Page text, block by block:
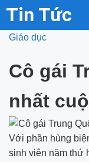
Tin Tức
Giáo dục
Cô gái
nhất
Với phần hùng
sinh viên năm thứ